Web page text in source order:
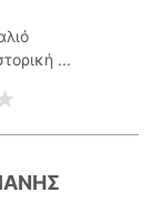
...